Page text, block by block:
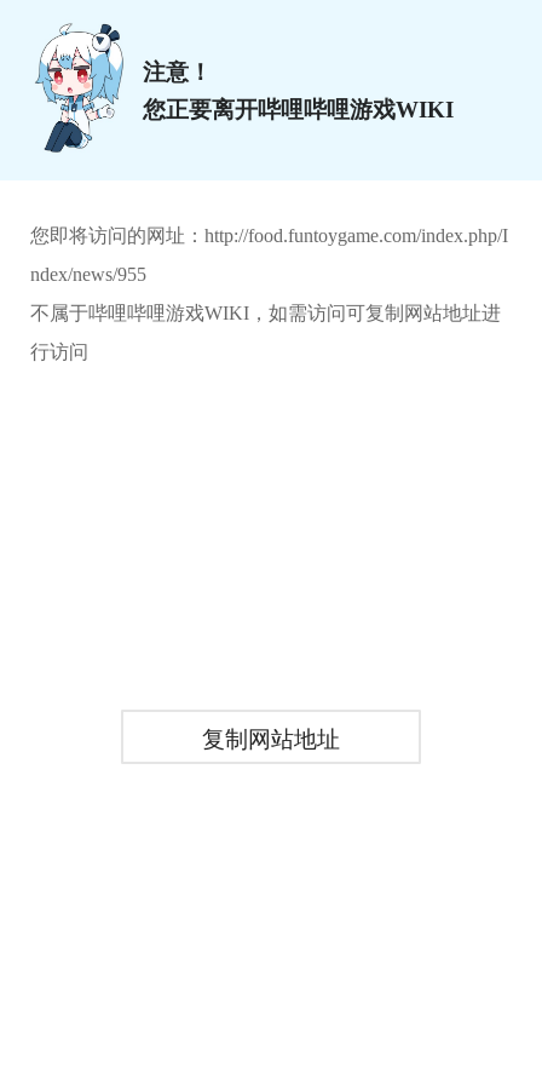
注意！
您正要离开哔哩哔哩游戏WIKI
您即将访问的网址： http://food.funtoygame.com/index.php/I
ndex/news/955
不属于哔哩哔哩游戏WIKI，如需访问可复制网站地址进
行访问
复制网站地址